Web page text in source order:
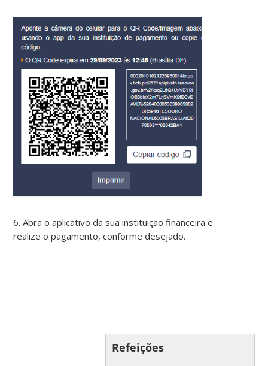
6. Abra o aplicativo da sua instituição financeira e
realize o pagamento, conforme desejado.
Refeições